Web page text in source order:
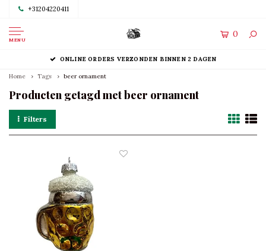
+31204220411
MENU
0
ONLINE ORDERS VERZONDEN BINNEN 2 DAGEN
Home Tags beer ornament
Producten getagd met beer ornament
Filters